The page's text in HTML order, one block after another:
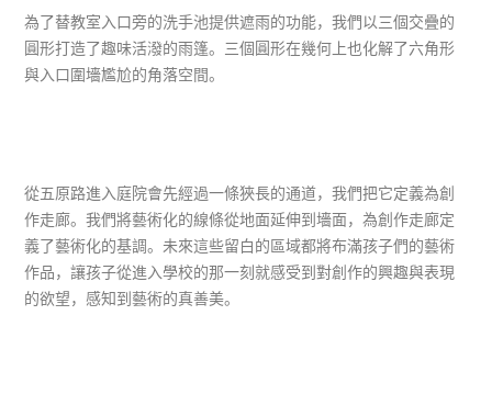
為了替教室入口旁的洗手池提供遮雨的功能，我們以三個交疊的
圓形打造了趣味活潑的雨篷。三個圓形在幾何上也化解了六角形
與入口圍墻尷尬的角落空間。
從五原路進入庭院會先經過一條狹長的通道，我們把它定義為創
作走廊。我們將藝術化的線條從地面延伸到墻面，為創作走廊定
義了藝術化的基調。未來這些留白的區域都將布滿孩子們的藝術
作品，讓孩子從進入學校的那一刻就感受到對創作的興趣與表現
的欲望，感知到藝術的真善美。